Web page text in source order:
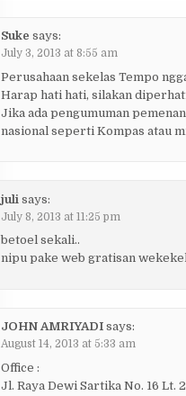
Suke says:
July 3, 2013 at 8:55 am
Perusahaan sekelas Tempo
Harap hati hati, silakan
Jika ada pengumuman
nasional seperti Kompas atau
juli says:
July 8, 2013 at 11:25 pm
betoel sekali..
nipu pake web gratisan
JOHN AMRIYADI says:
August 14, 2013 at 5:33 am
Office :
Jl. Raya Dewi Sartika No. 16 Lt.